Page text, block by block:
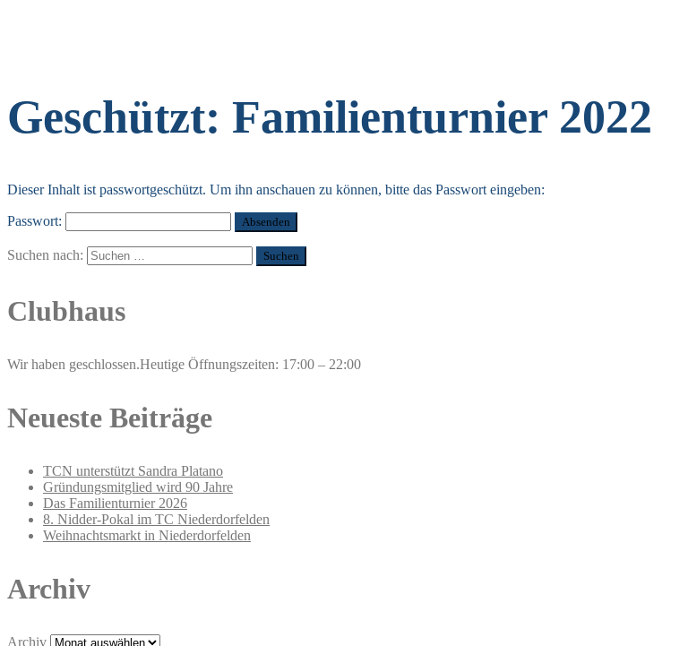
Geschützt: Familienturnier 2022
Dieser Inhalt ist passwortgeschützt. Um ihn anschauen zu können, bitte das Passwort eingeben:
Passwort:
Suchen nach:
Clubhaus
Wir haben geschlossen.Heutige Öffnungszeiten: 17:00 – 22:00
Neueste Beiträge
TCN unterstützt Sandra Platano
Gründungsmitglied wird 90 Jahre
Das Familienturnier 2026
8. Nidder-Pokal im TC Niederdorfelden
Weihnachtsmarkt in Niederdorfelden
Archiv
Archiv